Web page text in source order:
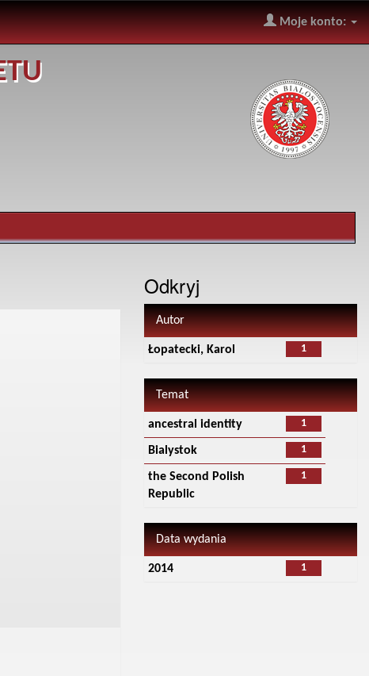
Moje konto:
Odkryj
Autor
1
Łopatecki, Karol
Temat
1
ancestral identity
1
Bialystok
1
the Second Polish
Republic
Data wydania
1
2014